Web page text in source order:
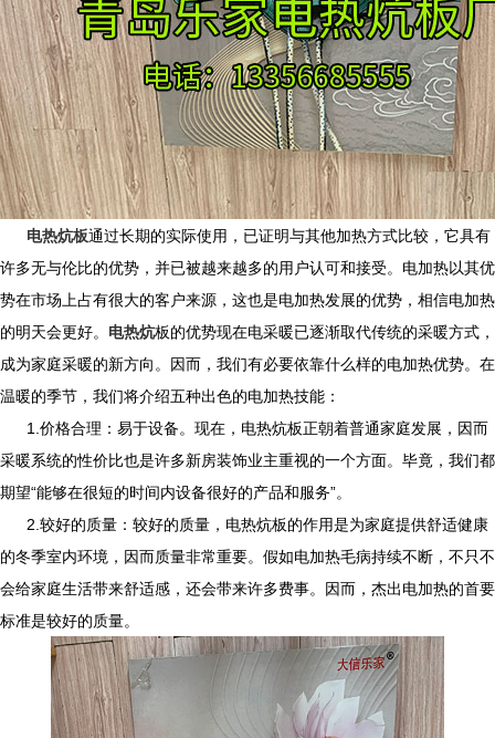
电热炕板通过长期的实际使用，已证明与其他加热方式比较，它具有
许多无与伦比的优势，并已被越来越多的用户认可和接受。电加热以其优
势在市场上占有很大的客户来源，这也是电加热发展的优势，相信电加热
的明天会更好。 电热炕板的优势现在电采暖已逐渐取代传统的采暖方式，
成为家庭采暖的新方向。因而，我们有必要依靠什么样的电加热优势。在
温暖的季节，我们将介绍五种出色的电加热技能：
1. 价格合理：易于设备。现在， 电热炕板正朝着普通家庭发展，因而
采暖系统的性价比也是许多新房装饰业主重视的一个方面。毕竟，我们都
期望“能够在很短的时间内设备很好的产品和服务”。
2.较好的质量：较好的质量， 电热炕板的作用是为家庭提供舒适健康
的冬季室内环境，因而质量非常重要。假如电加热毛病持续不断，不只不
会给家庭生活带来舒适感，还会带来许多费事。因而，杰出电加热的首要
标准是较好的质量。